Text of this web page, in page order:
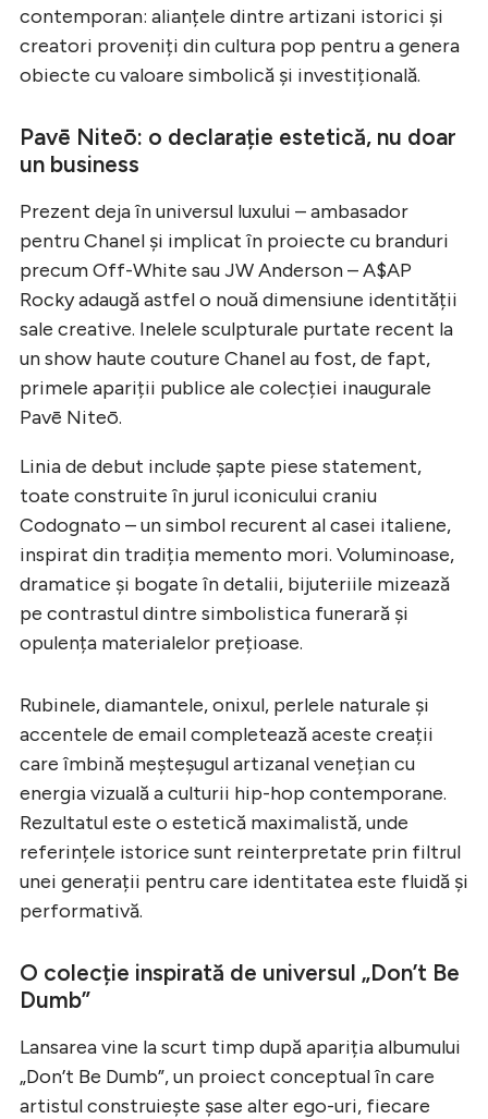
contemporan: alianțele dintre artizani istorici și
creatori proveniți din cultura pop pentru a genera
obiecte cu valoare simbolică și investițională.
Pavē Niteō: o declarație estetică, nu doar
un business
Prezent deja în universul luxului – ambasador
pentru Chanel și implicat în proiecte cu branduri
precum Off-White sau JW Anderson – A$AP
Rocky adaugă astfel o nouă dimensiune identității
sale creative. Inelele sculpturale purtate recent la
un show haute couture Chanel au fost, de fapt,
primele apariții publice ale colecției inaugurale
Pavē Niteō.
Linia de debut include șapte piese statement,
toate construite în jurul iconicului craniu
Codognato – un simbol recurent al casei italiene,
inspirat din tradiția memento mori. Voluminoase,
dramatice și bogate în detalii, bijuteriile mizează
pe contrastul dintre simbolistica funerară și
opulența materialelor prețioase.
Rubinele, diamantele, onixul, perlele naturale și
accentele de email completează aceste creații
care îmbină meșteșugul artizanal venețian cu
energia vizuală a culturii hip-hop contemporane.
Rezultatul este o estetică maximalistă, unde
referințele istorice sunt reinterpretate prin filtrul
unei generații pentru care identitatea este fluidă și
performativă.
O colecție inspirată de universul „Don’t Be
Dumb”
Lansarea vine la scurt timp după apariția albumului
„Don’t Be Dumb”, un proiect conceptual în care
artistul construiește șase alter ego-uri, fiecare